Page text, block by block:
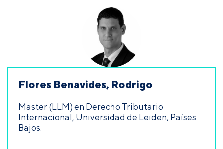
Flores Benavides, Rodrigo
Master (LLM) en Derecho Tributario
Internacional, Universidad de Leiden, Países
Bajos.